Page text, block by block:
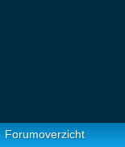
Forumoverzicht